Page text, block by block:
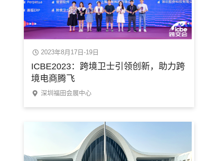
2023年8月17日-19日
ICBE2023：跨境卫士引领创新，助力跨
境电商腾飞
深圳福田会展中心